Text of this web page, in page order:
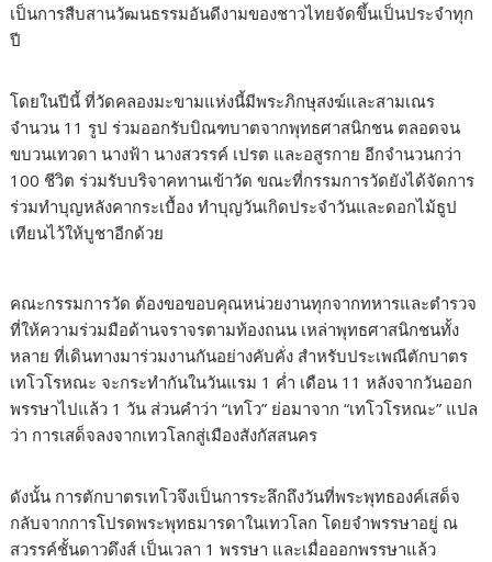
เป็นการสืบสานวัฒนธรรมอันดีงามของชาวไทยจัดขึ้นเป็นประจำทุก
ปี
โดยในปีนี้ ที่วัดคลองมะขามแห่งนี้มีพระภิกษุสงฆ์และสามเณร
จำนวน 11 รูป ร่วมออกรับบิณฑบาตจากพุทธศาสนิกชน ตลอดจน
ขบวนเทวดา นางฟ้า นางสวรรค์ เปรต และอสูรกาย อีกจำนวนกว่า
100 ชีวิต ร่วมรับบริจาคทานเข้าวัด ขณะที่กรรมการวัดยังได้จัดการ
ร่วมทําบุญหลังคากระเบื้อง ทําบุญวันเกิดประจําวันและดอกไม้ธูป
เทียนไว้ให้บูชาอีกด้วย
คณะกรรมการวัด ต้องขอขอบคุณหน่วยงานทุกจากทหารและตํารวจ
ที่ให้ความร่วมมือด้านจราจรตามท้องถนน เหล่าพุทธศาสนิกชนทั้ง
หลาย ที่เดินทางมาร่วมงานกันอย่างคับคั่ง สำหรับประเพณีตักบาตร
เทโวโรหณะ จะกระทำกันในวันแรม 1 ค่ำ เดือน 11 หลังจากวันออก
พรรษาไปแล้ว 1 วัน ส่วนคำว่า “เทโว” ย่อมาจาก “เทโวโรหณะ” แปล
ว่า การเสด็จลงจากเทวโลกสู่เมืองสังกัสสนคร
ดังนั้น การตักบาตรเทโวจึงเป็นการระลึกถึงวันที่พระพุทธองค์เสด็จ
กลับจากการโปรดพระพุทธมารดาในเทวโลก โดยจำพรรษาอยู่ ณ
สวรรค์ชั้นดาวดึงส์ เป็นเวลา 1 พรรษา และเมื่อออกพรรษาแล้ว